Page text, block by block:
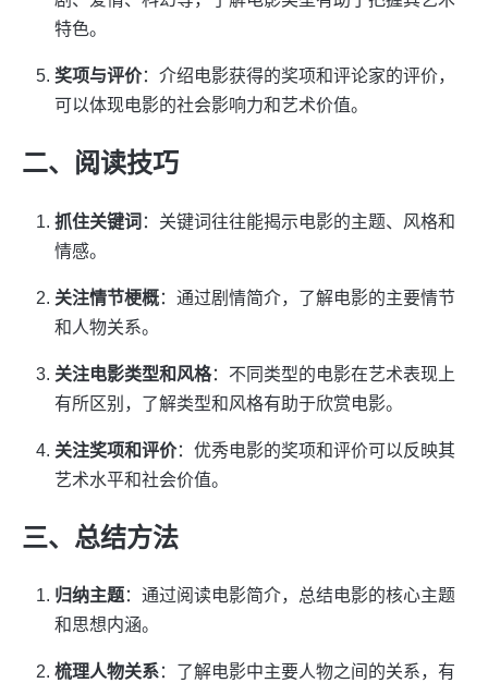
特色。
奖项与评价：介绍电影获得的奖项和评论家的评价，
可以体现电影的社会影响力和艺术价值。
二、阅读技巧
抓住关键词 ：关键词往往能揭示电影的主题、风格和
情感。
关注情节梗概：通过剧情简介，了解电影的主要情节
和人物关系。
关注电影类型和风格：不同类型的电影在艺术表现上
有所区别，了解类型和风格有助于欣赏电影。
关注奖项和评价：优秀电影的奖项和评价可以反映其
艺术水平和社会价值。
三、总结方法
归纳主题：通过阅读电影简介，总结电影的核心主题
和思想内涵。
梳理人物关系：了解电影中主要人物之间的关系，有